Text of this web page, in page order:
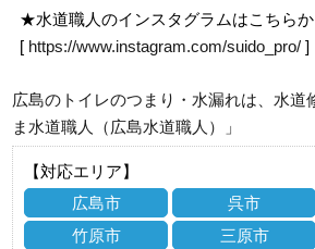
★水道職人のインスタグラムはこちらか
[ https://www.instagram.com/suido_pro/ ]
広島のトイレのつまり・水漏れは、水道
ま水道職人（広島水道職人）」
【対応エリア】
広島市
呉市
竹原市
三原市